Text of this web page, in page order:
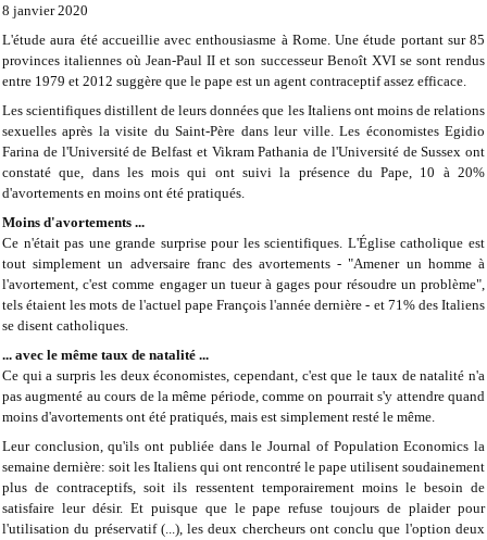
8 janvier 2020
L'étude aura été accueillie avec enthousiasme à Rome. Une étude portant sur 85
provinces italiennes où Jean-Paul II et son successeur Benoît XVI se sont rendus
entre 1979 et 2012 suggère que le pape est un agent contraceptif assez efficace.
Les scientifiques distillent de leurs données que les Italiens ont moins de relations
sexuelles après la visite du Saint-Père dans leur ville. Les économistes Egidio
Farina de l'Université de Belfast et Vikram Pathania de l'Université de Sussex ont
constaté que, dans les mois qui ont suivi la présence du Pape, 10 à 20%
d'avortements en moins ont été pratiqués.
Moins d'avortements ...
Ce n'était pas une grande surprise pour les scientifiques. L'Église catholique est
tout simplement un adversaire franc des avortements - "Amener un homme à
l'avortement, c'est comme engager un tueur à gages pour résoudre un problème",
tels étaient les mots de l'actuel pape François l'année dernière - et 71% des Italiens
se disent catholiques.
... avec le même taux de natalité ...
Ce qui a surpris les deux économistes, cependant, c'est que le taux de natalité n'a
pas augmenté au cours de la même période, comme on pourrait s'y attendre quand
moins d'avortements ont été pratiqués, mais est simplement resté le même.
Leur conclusion, qu'ils ont publiée dans le Journal of Population Economics la
semaine dernière: soit les Italiens qui ont rencontré le pape utilisent soudainement
plus de contraceptifs, soit ils ressentent temporairement moins le besoin de
satisfaire leur désir. Et puisque que le pape refuse toujours de plaider pour
l'utilisation du préservatif (...), les deux chercheurs ont conclu que l'option deux